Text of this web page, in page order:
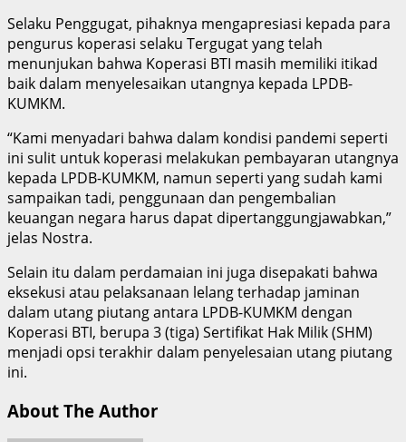
Selaku Penggugat, pihaknya mengapresiasi kepada para
pengurus koperasi selaku Tergugat yang telah
menunjukan bahwa Koperasi BTI masih memiliki itikad
baik dalam menyelesaikan utangnya kepada LPDB-
KUMKM.
“Kami menyadari bahwa dalam kondisi pandemi seperti
ini sulit untuk koperasi melakukan pembayaran utangnya
kepada LPDB-KUMKM, namun seperti yang sudah kami
sampaikan tadi, penggunaan dan pengembalian
keuangan negara harus dapat dipertanggungjawabkan,”
jelas Nostra.
Selain itu dalam perdamaian ini juga disepakati bahwa
eksekusi atau pelaksanaan lelang terhadap jaminan
dalam utang piutang antara LPDB-KUMKM dengan
Koperasi BTI, berupa 3 (tiga) Sertifikat Hak Milik (SHM)
menjadi opsi terakhir dalam penyelesaian utang piutang
ini.
About The Author